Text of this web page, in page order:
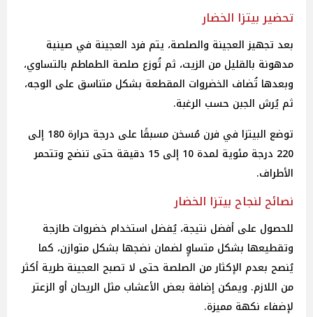
تحضير بيتزا الخضار
بعد تجهيز العجينة والصلصة، يتم فرد العجينة في صينية
مدهونة بالقليل من الزيت، ثم تُوزع صلصة الطماطم بالتساوي،
وبعدها تُضاف الخضروات المقطعة بشكل متناسق على الوجه،
ثم يُرش الجبن حسب الرغبة.
توضع البيتزا في فرن مُسخن مسبقًا على درجة حرارة 180 إلى
220 درجة مئوية لمدة 10 إلى 15 دقيقة حتى تنضج وتتحمر
الأطراف.
نصائح لنجاح بيتزا الخضار
للحصول على أفضل نتيجة، يُفضل استخدام خضروات طازجة
وتقطيعها بشكل متساوٍ لضمان نضجها بشكل متوازن، كما
يُنصح بعدم الإكثار من الصلصة حتى لا تصبح العجينة طرية أكثر
من اللازم. ويمكن إضافة بعض الأعشاب مثل الريحان أو الزعتر
لإضفاء نكهة مميزة.